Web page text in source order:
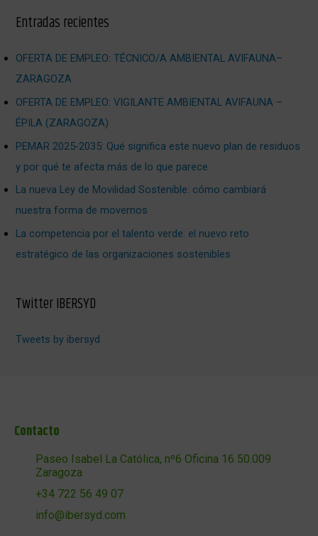
Entradas recientes
OFERTA DE EMPLEO: TÉCNICO/A AMBIENTAL AVIFAUNA–
ZARAGOZA
OFERTA DE EMPLEO: VIGILANTE AMBIENTAL AVIFAUNA –
ÉPILA (ZARAGOZA)
PEMAR 2025‑2035: Qué significa este nuevo plan de residuos
y por qué te afecta más de lo que parece
La nueva Ley de Movilidad Sostenible: cómo cambiará
nuestra forma de movernos
La competencia por el talento verde: el nuevo reto
estratégico de las organizaciones sostenibles
Twitter IBERSYD
Tweets by ibersyd
Contacto
Paseo Isabel La Católica, nº6 Oficina 16 50.009
Zaragoza
+34 722 56 49 07
info@ibersyd.com